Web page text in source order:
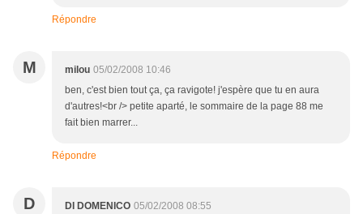
Répondre
M milou 05/02/2008 10:46
ben, c'est bien tout ça, ça ravigote! j'espère que tu en aura
d'autres!<br /> petite aparté, le sommaire de la page 88 me
fait bien marrer...
Répondre
D DI DOMENICO 05/02/2008 08:55